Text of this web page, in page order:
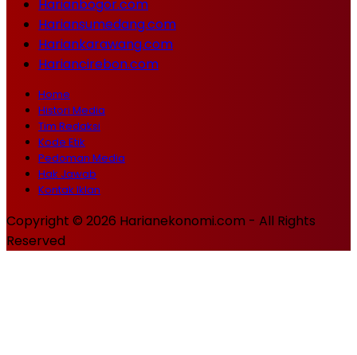
Harianbogor.com
Hariansumedang.com
Hariankarawang.com
Hariancirebon.com
Home
Histori Media
Tim Redaksi
Kode Etik
Pedoman Media
Hak Jawab
Kontak Iklan
Copyright © 2026 Harianekonomi.com - All Rights
Reserved